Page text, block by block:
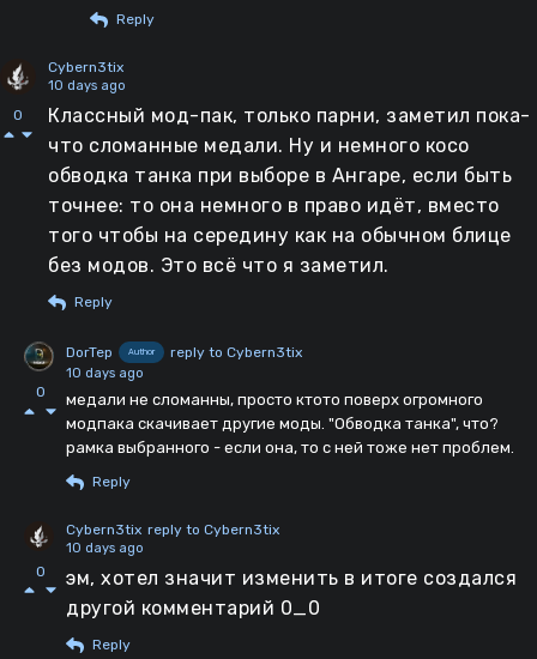
Reply
0
Cybern3tix
10 days ago
Классный мод-пак, только парни, заметил пока-
что сломанные медали. Ну и немного косо
обводка танка при выборе в Ангаре, если быть
точнее: то она немного в право идёт, вместо
того чтобы на середину как на обычном блице
без модов. Это всё что я заметил.
Reply
0
DorTep Author reply to Cybern3tix
10 days ago
медали не сломанны, просто ктото поверх огромного
модпака скачивает другие моды. "Обводка танка", что?
рамка выбранного - если она, то с ней тоже нет проблем.
Reply
0
Cybern3tix reply to Cybern3tix
10 days ago
эм, хотел значит изменить в итоге создался
другой комментарий 0_0
Reply